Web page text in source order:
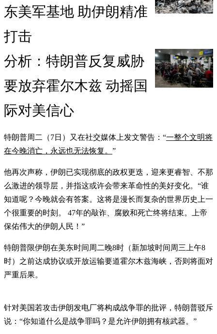
东美军基地 助伊朗精准
打击
分析：特朗普反复威胁
要放弃霍尔木兹 动摇国
际对美信心
特朗普周二（7日）又在社交媒体上发文警告：“一整个文明将
在今晚消亡，永远也无法恢复。 ”
他再次声称，伊朗已实现彻底的政权更迭，迎来更睿智、不那
么激进的领导层，并指这或许会带来革命性的美好变化。“谁
知道呢？今晚就会有答案。这将是漫长而复杂的世界历史上一
个很重要的时刻。 47年的敲诈、腐败和死亡终将结束。上帝
保佑伟大的伊朗人民！”
特朗普限伊朗在美东时间周二晚8时（新加坡时间周三上午8
时）之前达成协议或开放运输要道霍尔木兹海峡，否则将面对
严重后果。
针对美国若攻击伊朗发电厂将构成战争罪的批评，特朗普驳斥
说：“你知道什么是战争罪吗？是允许伊朗拥有核武器。”